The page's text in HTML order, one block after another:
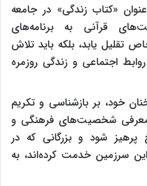
«کتاب زندگی» در جامعه
قرآنی به برنامه‌های
تقلیل یابد، بلکه باید تلاش
اجتماعی و زندگی روزمره
خود، بر بازشناسی و تکریم
معرفی شخصیت‌های فرهنگی و
پرهیز شود و بزرگانی که در
سرزمین خدمت کرده‌اند، به